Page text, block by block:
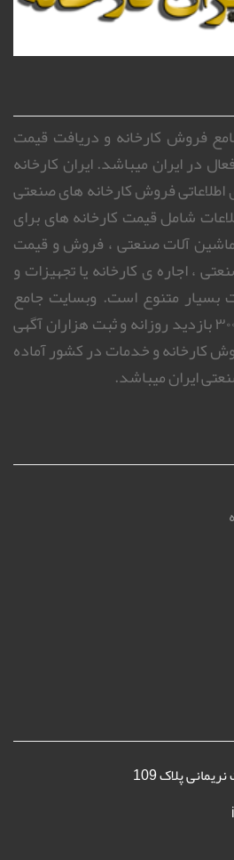
فروش کارخانه و دریافت قیمت
در ایران میباشد. ایران کارخانه
اطلاعاتی فروش کارخانه های صنعتی
شامل قیمت کارخانه های برای
آلات صنعتی ، فروش و قیمت
، اجاره ی کارخانه یا تجهیزات و
بسیار متنوع است. وبسایت جامع
ایران کارخانه با بیش از ۳۰۰۰ بازدید روزانه و ثبت هزاران آگهی
کارخانه و خدمات در کشور آماده
ایران میباشد.
پلاک 109